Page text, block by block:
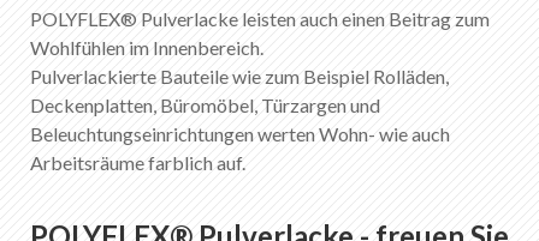
POLYFLEX® Pulverlacke leisten auch einen Beitrag zum
Wohlfühlen im Innenbereich.
Pulverlackierte Bauteile wie zum Beispiel Rolläden,
Deckenplatten, Büromöbel, Türzargen und
Beleuchtungseinrichtungen werten Wohn- wie auch
Arbeitsräume farblich auf.